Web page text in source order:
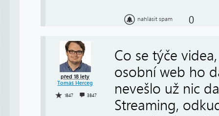
nahlásit spam 0
před 18 lety
Tomáš Herceg
1847 3847
Co se týče
osobní web ho
nevešlo už nic
Streaming,